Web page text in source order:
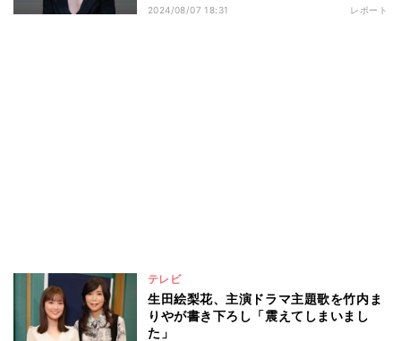
2024/08/07 18:31 レポート
テレビ
生田絵梨花、主演ドラマ主題歌を竹内ま
りやが書き下ろし「震えてしまいまし
た」